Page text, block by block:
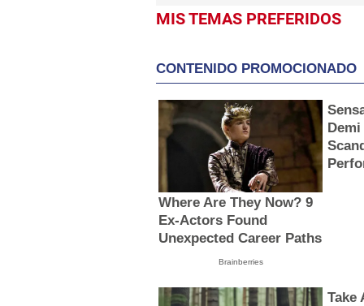
MIS TEMAS PREFERIDOS
CONTENIDO PROMOCIONADO
Where Are They Now? 9
Ex-Actors Found
Unexpected Career Paths
Brainberries
Take